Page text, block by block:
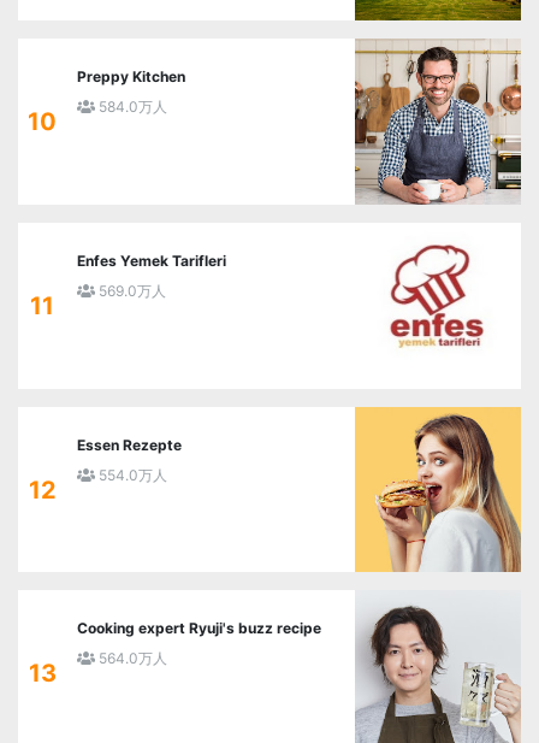
10
Preppy Kitchen
584.0万人
11
Enfes Yemek Tarifleri
569.0万人
12
Essen Rezepte
554.0万人
13
Cooking expert Ryuji's buzz recipe
564.0万人